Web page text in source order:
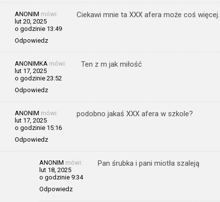
ANONIM mówi:
lut 20, 2025
o godzinie 13:49
Odpowiedz
Ciekawi mnie ta XXX afera może coś więcej.
ANONIMKA mówi:
lut 17, 2025
o godzinie 23:52
Odpowiedz
Ten z m jak miłość
ANONIM mówi:
lut 17, 2025
o godzinie 15:16
Odpowiedz
podobno jakaś XXX afera w szkole?
ANONIM mówi:
lut 18, 2025
o godzinie 9:34
Odpowiedz
Pan śrubka i pani miotła szaleją